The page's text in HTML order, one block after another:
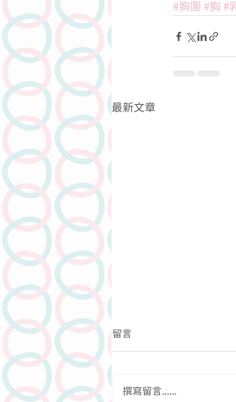
#胸圍 #胸 #
最新文章
關於依道菜嘅迷思
留言
撰寫留言......